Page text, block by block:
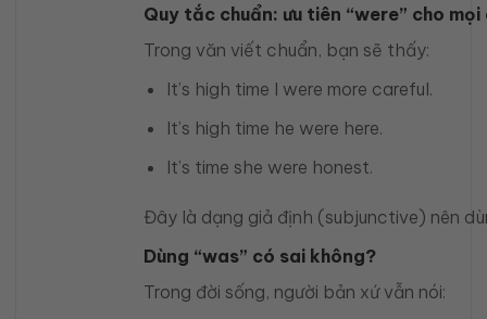
Quy tắc chuẩn: ưu tiên “were” cho mọi
Trong văn viết chuẩn, bạn sẽ thấy:
It’s high time I were more careful.
It’s high time he were here.
It’s time she were honest.
Đây là dạng giả định (subjunctive) nên
Dùng “was” có sai không?
Trong đời sống, người bản xứ vẫn nói: